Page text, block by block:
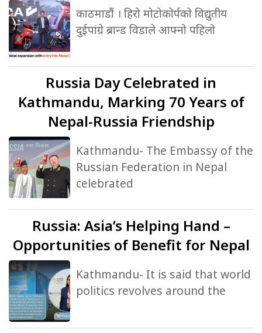
काठमाडौं । हिरो मोटोकोर्पको विद्युतीय
दुईपांग्रे ब्रान्ड विडाले आफ्नो पहिलो
Russia Day Celebrated in
Kathmandu, Marking 70 Years of
Nepal-Russia Friendship
Kathmandu- The Embassy of the
Russian Federation in Nepal
celebrated
Russia: Asia’s Helping Hand –
Opportunities of Benefit for Nepal
Kathmandu- It is said that world
politics revolves around the